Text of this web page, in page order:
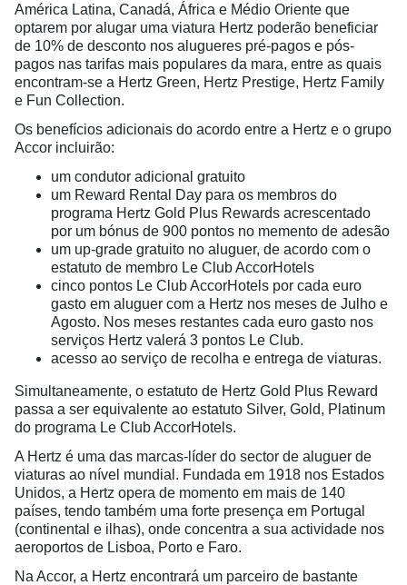
América Latina, Canadá, África e Médio Oriente que
optarem por alugar uma viatura Hertz poderão beneficiar
de 10% de desconto nos alugueres pré-pagos e pós-
pagos nas tarifas mais populares da mara, entre as quais
encontram-se a Hertz Green, Hertz Prestige, Hertz Family
e Fun Collection.
Os benefícios adicionais do acordo entre a Hertz e o grupo
Accor incluirão:
um condutor adicional gratuito
um Reward Rental Day para os membros do
programa Hertz Gold Plus Rewards acrescentado
por um bónus de 900 pontos no memento de adesão
um up-grade gratuito no aluguer, de acordo com o
estatuto de membro Le Club AccorHotels
cinco pontos Le Club AccorHotels por cada euro
gasto em aluguer com a Hertz nos meses de Julho e
Agosto. Nos meses restantes cada euro gasto nos
serviços Hertz valerá 3 pontos Le Club.
acesso ao serviço de recolha e entrega de viaturas.
Simultaneamente, o estatuto de Hertz Gold Plus Reward
passa a ser equivalente ao estatuto Silver, Gold, Platinum
do programa Le Club AccorHotels.
A Hertz é uma das marcas-líder do sector de aluguer de
viaturas ao nível mundial. Fundada em 1918 nos Estados
Unidos, a Hertz opera de momento em mais de 140
países, tendo também uma forte presença em Portugal
(continental e ilhas), onde concentra a sua actividade nos
aeroportos de Lisboa, Porto e Faro.
Na Accor, a Hertz encontrará um parceiro de bastante